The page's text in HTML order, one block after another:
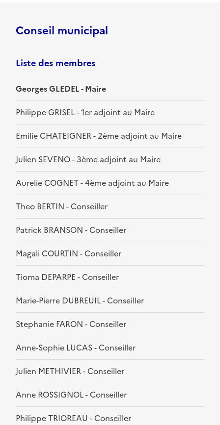
Conseil municipal
Liste des membres
Georges GLEDEL - Maire
Philippe GRISEL - 1er adjoint au Maire
Emilie CHATEIGNER - 2ème adjoint au Maire
Julien SEVENO - 3ème adjoint au Maire
Aurelie COGNET - 4ème adjoint au Maire
Theo BERTIN - Conseiller
Patrick BRANSON - Conseiller
Magali COURTIN - Conseiller
Tioma DEPARPE - Conseiller
Marie-Pierre DUBREUIL - Conseiller
Stephanie FARON - Conseiller
Anne-Sophie LUCAS - Conseiller
Julien METHIVIER - Conseiller
Anne ROSSIGNOL - Conseiller
Philippe TRIOREAU - Conseiller